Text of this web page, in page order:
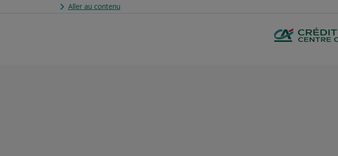
Aller au contenu